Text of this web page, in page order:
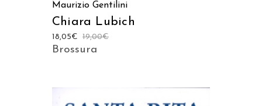
Maurizio Gentilini
Chiara Lubich
19,00€
18,05€
Brossura